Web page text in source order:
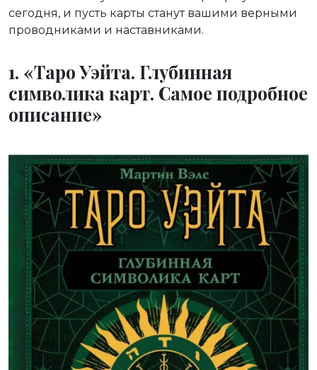
сегодня, и пусть карты станут вашими верными
проводниками и наставниками.
1. «Таро Уэйта. Глубинная
символика карт. Самое подробное
описание»